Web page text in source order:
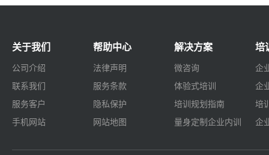
关于我们
公司介绍
联系我们
服务客户
手机网站
帮助中心
法律声明
服务条款
隐私保护
网站地图
解决方案
微咨询
体验式培训
培训规划指南
量身定制企业内训
培
企
企
培
企